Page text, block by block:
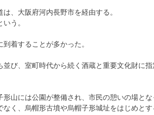
、大阪府河内長野市を経由する。
う。
着することが多かった。
び、室町時代から続く酒蔵と重要文化財に
山には公園が整備され、市民の憩いの場とな
く、烏帽形古墳や烏帽子形城址をはじめと